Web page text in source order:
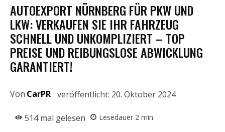
AUTOEXPORT NÜRNBERG FÜR PKW UND
LKW: VERKAUFEN SIE IHR FAHRZEUG
SCHNELL UND UNKOMPLIZIERT – TOP
PREISE UND REIBUNGSLOSE ABWICKLUNG
GARANTIERT!
Von CarPR veröffentlicht: 20. Oktober 2024
514mal gelesen Lesedauer 2 min.